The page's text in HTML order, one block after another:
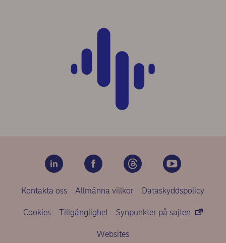
Kontakta oss Allmänna villkor Dataskyddspolicy
Cookies Tillgänglighet Synpunkter på sajten
Websites